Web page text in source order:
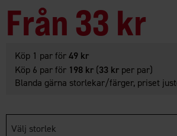
Från 33 kr
Köp 1 par för49 kr
Köp 6 par för 198 kr (33 kr per par)
Blanda gärna storlekar/färger, priset
Välj storlek